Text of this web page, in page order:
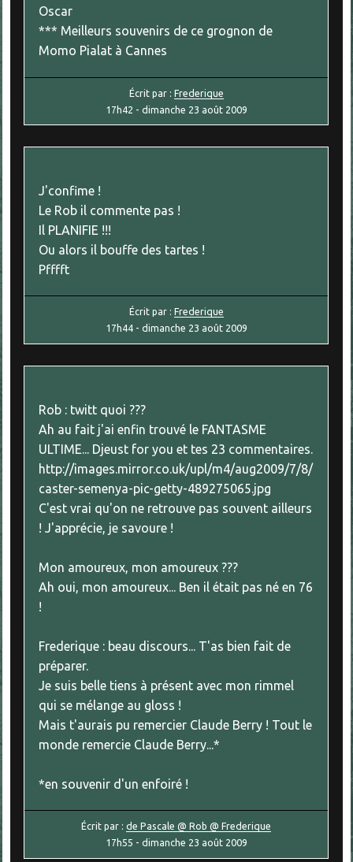
Oscar
*** Meilleurs souvenirs de ce grognon de
Momo Pialat à Cannes
Écrit par : Frederique
17h42 - dimanche 23 août 2009
J'confime !
Le Rob il commente pas !
Il PLANIFIE !!!
Ou alors il bouffe des tartes !
Pfffft
Écrit par : Frederique
17h44- dimanche 23 août 2009
Rob : twitt quoi ???
Ah au fait j'ai enfin trouvé le FANTASME
ULTIME... Djeust for you et tes 23 commentaires.
http://images.mirror.co.uk/upl/m4/aug2009/7/8/
caster-semenya-pic-getty-489275065.jpg
C'est vrai qu'on ne retrouve pas souvent ailleurs
! J'apprécie, je savoure !
Mon amoureux, mon amoureux ???
Ah oui, mon amoureux... Ben il était pas né en 76
!
Frederique : beau discours... T'as bien fait de
préparer.
Je suis belle tiens à présent avec mon rimmel
qui se mélange au gloss !
Mais t'aurais pu remercier Claude Berry ! Tout le
monde remercie Claude Berry...*
*en souvenir d'un enfoiré !
Écrit par :de Pascale @ Rob @ Frederique
17h55 - dimanche 23 août 2009